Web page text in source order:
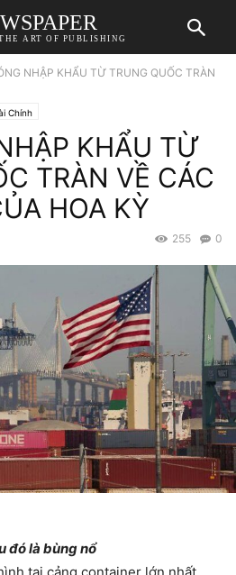
ART OF PUBLISHING
NHẬP KHẨU TỪ TRUNG QUỐC TRÀN
Chính
KHẨU TỪ
TRÀN VỀ CÁC
HOA KỲ
0
255
đó là bùng nổ
tại cảng container lớn nhất